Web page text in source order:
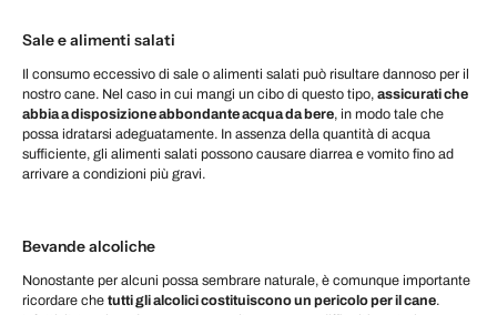
Sale e alimenti salati
Il consumo eccessivo di sale o alimenti salati può risultare dannoso per il
nostro cane. Nel caso in cui mangi un cibo di questo tipo, assicurati che
abbia a disposizione abbondante acqua da bere, in modo tale che
possa idratarsi adeguatamente. In assenza della quantità di acqua
sufficiente, gli alimenti salati possono causare diarrea e vomito fino ad
arrivare a condizioni più gravi.
Bevande alcoliche
Nonostante per alcuni possa sembrare naturale, è comunque importante
ricordare che tutti gli alcolici costituiscono un pericolo per il cane.